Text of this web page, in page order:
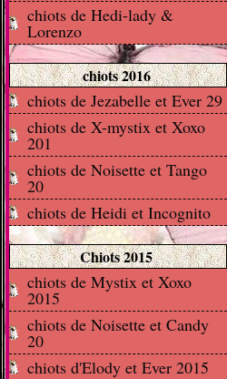
chiots de Hedi-lady &
Lorenzo
chiots 2016
chiots de Jezabelle et Ever 29
chiots de X-mystix et Xoxo
201
chiots de Noisette et Tango
20
chiots de Heidi et Incognito
Chiots 2015
chiots de Mystix et Xoxo
2015
chiots de Noisette et Candy
20
chiots d'Elody et Ever 2015